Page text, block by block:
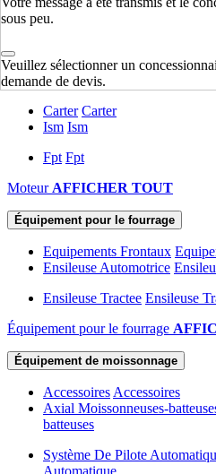
sous peu.
Veuillez sélectionner un
demande de devis.
Matériel D'application
Moteur
Carter Carter
Ism Ism
Fpt Fpt
Moteur AFFICHER TOUT
Équipement pour le fourrage
Equipements Frontaux
Ensileuse Automotrice
Ensileuse Tractee Ensileuse
Équipement pour le fourrage
Équipement de moissonnage
Accessoires Accessoires
Axial Moissonneuses-
batteuses
Système De Pilote
Automatique